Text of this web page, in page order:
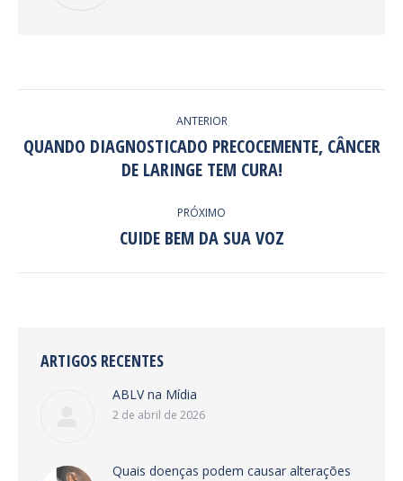
DE
ANTERIOR
Post
anterior:
QUANDO DIAGNOSTICADO PRECOCEMENTE, CÂNCER
DE LARINGE TEM CURA!
PRÓXIMO
Próximo
CUIDE BEM DA SUA VOZ
ARTIGOS RECENTES
ABLV na Mídia
2 de abril de 2026
Quais doenças podem causar alterações